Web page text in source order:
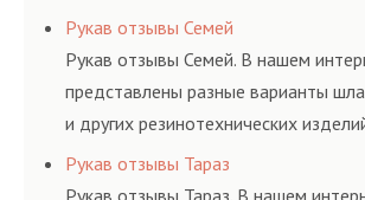
соответствующих ГОСТам,
и нормативам.
Рукав отзывы Семей
Рукав отзывы Семей. В нашем
представлены разные варианты
и других резинотехнических
соответствующих ГОСТам,
и нормативам.
Рукав отзывы Тараз
Рукав отзывы Тараз. В нашем